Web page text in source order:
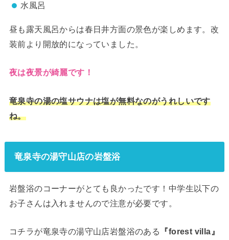
水風呂
昼も露天風呂からは春日井方面の景色が楽しめます。改
装前より開放的になっていました。
夜は夜景が綺麗です！
竜泉寺の湯の塩サウナは塩が無料なのがうれしいです
ね。
竜泉寺の湯守山店の岩盤浴
岩盤浴のコーナーがとても良かったです！中学生以下の
お子さんは入れませんので注意が必要です。
コチラが竜泉寺の湯守山店岩盤浴のある 『forest villa』